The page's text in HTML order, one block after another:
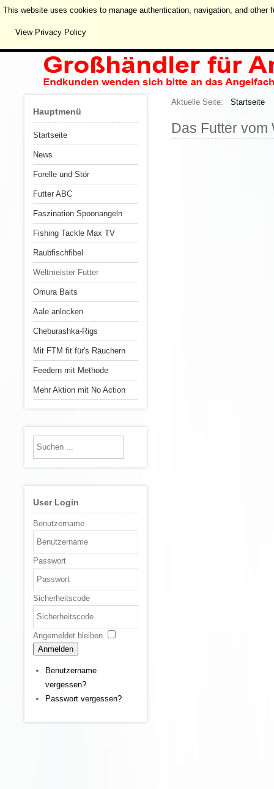
Hauptmenü
Startseite
News
Forelle und Stör
Futter ABC
Faszination Spoonangeln
Fishing Tackle Max TV
Raubfischfibel
Weltmeister Futter
Omura Baits
Aale anlocken
Cheburashka-Rigs
Mit FTM fit für's Räuchern
Feedern mit Methode
Mehr Aktion mit No Action
User Login
Benutzername
Passwort
Sicherheitscode
Angemeldet bleiben
Anmelden
Benutzername
vergessen?
Passwort vergessen?
Aktuelle Seite: Startseite
Das Futter vom
This website uses cookies to manage authentication, navigation, and
View Privacy Policy